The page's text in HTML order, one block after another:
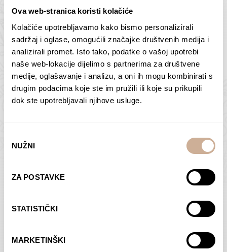
Ova web-stranica koristi kolačiće
Kolačiće upotrebljavamo kako bismo personalizirali
sadržaj i oglase, omogućili značajke društvenih medija i
analizirali promet. Isto tako, podatke o vašoj upotrebi
naše web-lokacije dijelimo s partnerima za društvene
medije, oglašavanje i analizu, a oni ih mogu kombinirati s
drugim podacima koje ste im pružili ili koje su prikupili
dok ste upotrebljavali njihove usluge.
pristanka
NUŽNI
ZA POSTAVKE
STATISTIČKI
MARKETINŠKI
Butan – ljudi 2
75,00€ – 138,00€Raspon
cijena:
od
75,00 €
138,00 €
ODABERI OPCIJE
Antarktika – krajolik
2
75,00€ – 138,00€Raspon
cijena:
od
ODABERI OPCIJE
Dolac
ODABERI OPCIJE
Moreškanti – sjena
€Raspon
od
75,00 €
do
138,00 €
ODABERI OPCIJE
POGLEDAJTE SVE PROIZVODE U OVOJ KATEGORIJI